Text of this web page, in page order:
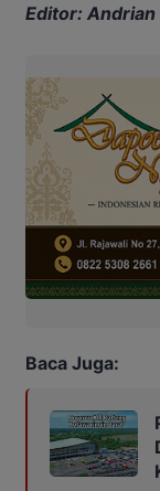
Editor: Andrian
Baca Juga: